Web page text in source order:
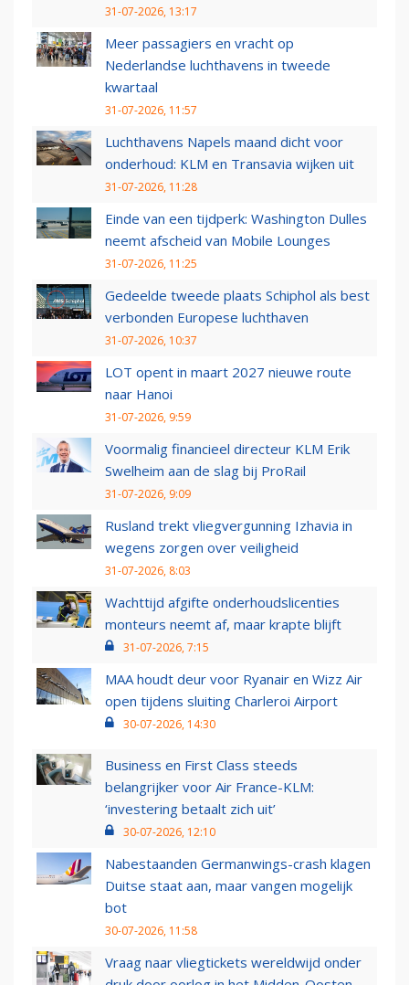
31-07-2026, 13:17
Meer passagiers en vracht op
Nederlandse luchthavens in tweede
kwartaal
31-07-2026, 11:57
Luchthavens Napels maand dicht voor
onderhoud: KLM en Transavia wijken uit
31-07-2026, 11:28
Einde van een tijdperk: Washington Dulles
neemt afscheid van Mobile Lounges
31-07-2026, 11:25
Gedeelde tweede plaats Schiphol als best
verbonden Europese luchthaven
31-07-2026, 10:37
LOT opent in maart 2027 nieuwe route
naar Hanoi
31-07-2026, 9:59
Voormalig financieel directeur KLM Erik
Swelheim aan de slag bij ProRail
31-07-2026, 9:09
Rusland trekt vliegvergunning Izhavia in
wegens zorgen over veiligheid
31-07-2026, 8:03
Wachttijd afgifte onderhoudslicenties
monteurs neemt af, maar krapte blijft
31-07-2026, 7:15
MAA houdt deur voor Ryanair en Wizz Air
open tijdens sluiting Charleroi Airport
30-07-2026, 14:30
Business en First Class steeds
belangrijker voor Air France-KLM:
‘investering betaalt zich uit’
30-07-2026, 12:10
Nabestaanden Germanwings-crash klagen
Duitse staat aan, maar vangen mogelijk
bot
30-07-2026, 11:58
Vraag naar vliegtickets wereldwijd onder